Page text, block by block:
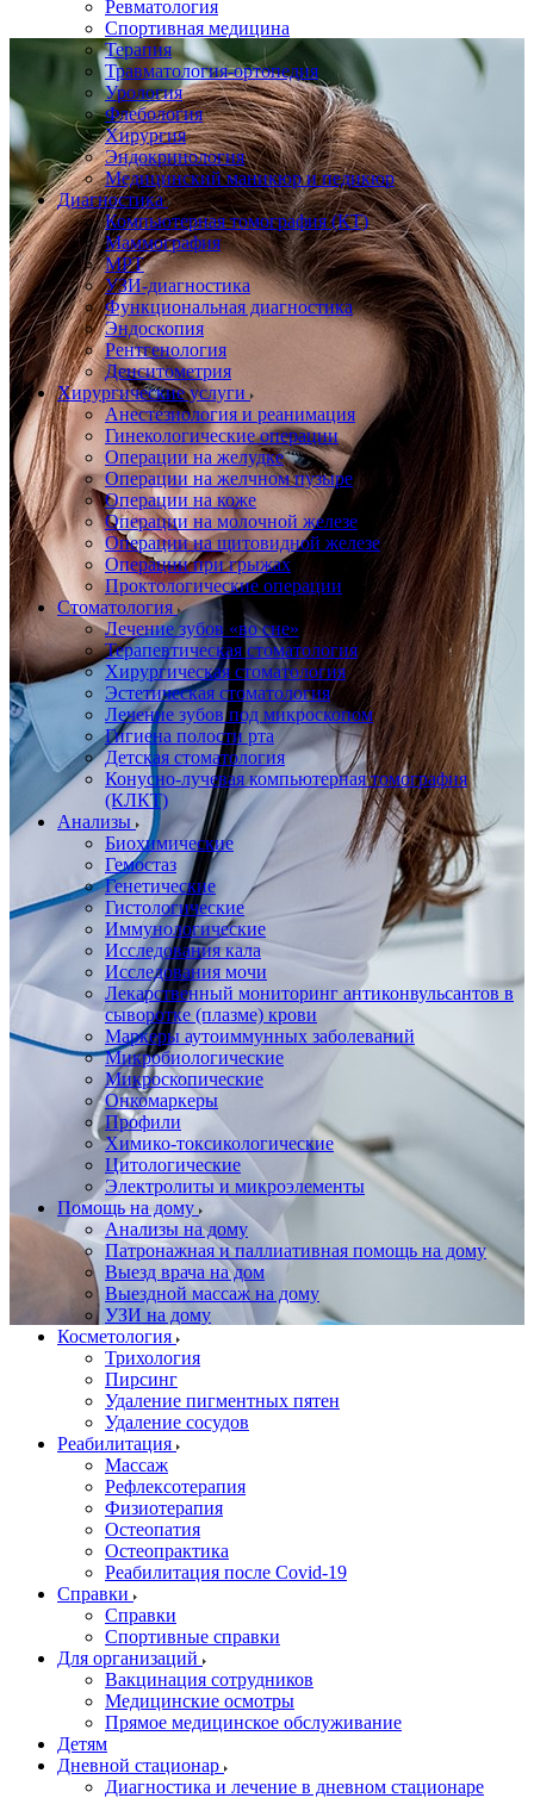
Ревматология
Спортивная медицина
Терапия
Травматология-ортопедия
Урология
Флебология
Хирургия
Эндокринология
Медицинский маникюр и педикюр
Диагностика
Компьютерная томография (КТ)
Маммография
МРТ
УЗИ-диагностика
Функциональная диагностика
Эндоскопия
Рентгенология
Денситометрия
Хирургические услуги
Анестезиология и реанимация
Гинекологические операции
Операции на желудке
Операции на желчном пузыре
Операции на коже
Операции на молочной железе
Операции на щитовидной железе
Операции при грыжах
Проктологические операции
Стоматология
Лечение зубов «во сне»
Терапевтическая стоматология
Хирургическая стоматология
Эстетическая стоматология
Лечение зубов под микроскопом
Гигиена полости рта
Детская стоматология
Конусно-лучевая компьютерная томография
(КЛКТ)
Анализы
Биохимические
Гемостаз
Генетические
Гистологические
Иммунологические
Исследования кала
Исследования мочи
Лекарственный мониторинг антиконвульсантов в
сыворотке (плазме) крови
Маркеры аутоиммунных заболеваний
Микробиологические
Микроскопические
Онкомаркеры
Профили
Химико-токсикологические
Цитологические
Электролиты и микроэлементы
Помощь на дому
Анализы на дому
Патронажная и паллиативная помощь на дому
Выезд врача на дом
Выездной массаж на дому
УЗИ на дому
Косметология
Трихология
Пирсинг
Удаление пигментных пятен
Удаление сосудов
Реабилитация
Массаж
Рефлексотерапия
Физиотерапия
Остеопатия
Остеопрактика
Реабилитация после Covid-19
Справки
Справки
Спортивные справки
Для организаций
Вакцинация сотрудников
Медицинские осмотры
Прямое медицинское обслуживание
Детям
Дневной стационар
Диагностика и лечение в дневном стационаре